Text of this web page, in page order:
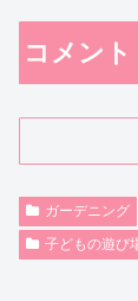
コメント
ガーデニング
子どもの遊び